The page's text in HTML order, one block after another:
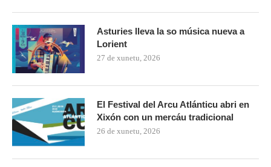
Asturies lleva la so música nueva a
Lorient
27 de xunetu, 2026
El Festival del Arcu Atlánticu abri en
Xixón con un mercáu tradicional
26 de xunetu, 2026